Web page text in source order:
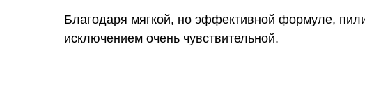
Благодаря мягкой, но эффективной формуле,
исключением очень чувствительной.